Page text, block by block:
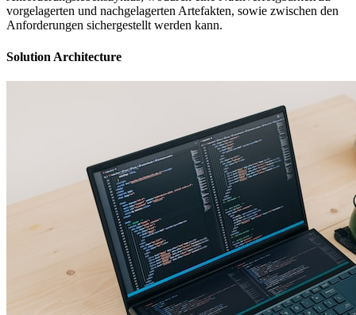
vorgelagerten und nachgelagerten Artefakten, sowie zwischen den
Anforderungen sichergestellt werden kann.
Solution Architecture